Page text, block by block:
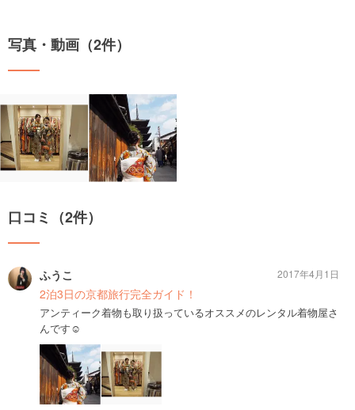
写真・動画（2件）
口コミ（2件）
ふうこ
2泊3日の京都旅行完全ガイド！
アンティーク着物も取り扱っているオススメのレンタル着物屋さ
んです☺︎
2017年4月1日